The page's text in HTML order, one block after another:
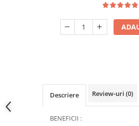
Descriere Review-uri (0)
BENEFICII :